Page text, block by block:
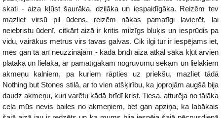
skati - aiza kļūst šaurāka, dziļāka un iespaidīgāka. Reizēm tev
mazliet virsū pil ūdens, reizēm nākas pamatīgi lavierēt, lai
neiebristu ūdenī, citkārt aizā ir kritis milzīgs bluķis un iesprūdis pa
vidu, vairākus metrus virs tavas galvas. Cik ilgi tur ir iespējams iet,
mēs gan tā arī neuzzinājām - kādā brīdī aiza atkal sāka kļūt arvien
platāka un lielāka, ar pamatīgākām nogruvumu sekām un lielākiem
akmeņu kalniem, pa kuriem rāpties uz priekšu, mazliet tādā
Nothing but Stones stilā, ar to vien atšķirību, ka joprojām augšā bija
daudz akmeņu, kuri varētu kādā brīdī krist. Tiesa, atturēja no tālāka
ceļa mūs nevis bailes no akmeņiem, bet gan apziņa, ka labākais